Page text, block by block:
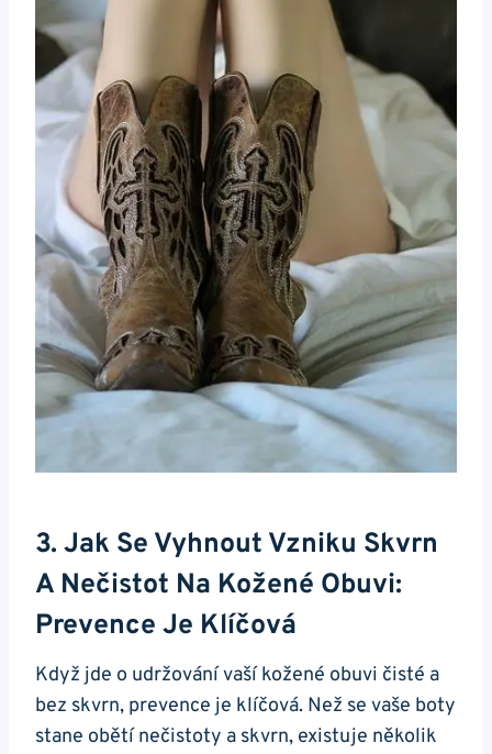
3. Jak Se Vyhnout Vzniku Skvrn
A ​nečistot Na Kožené Obuvi:
Prevence Je Klíčová
Když jde‍ o udržování vaší kožené obuvi čisté a
bez skvrn, prevence je klíčová. Než se vaše boty‌
stane obětí nečistoty a skvrn, existuje několik